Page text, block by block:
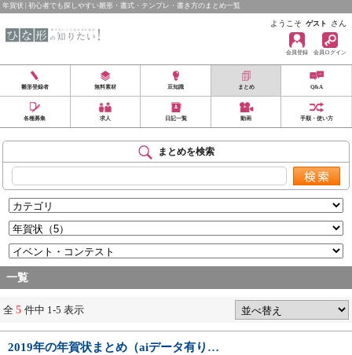
年賀状 | 初心者でも探しやすい雛形・書式・テンプレ・書き方のまとめ一覧
ようこそ ゲスト さん
会員登録 会員ログイン
雛形登録者 無料素材 豆知識 まとめ Q&A
各種募集 求人 日記一覧 動画 手順・使い方
まとめを検索
一覧
全 5 件中 1-5 表示
2019年の年賀状まとめ（aiデータ有り…